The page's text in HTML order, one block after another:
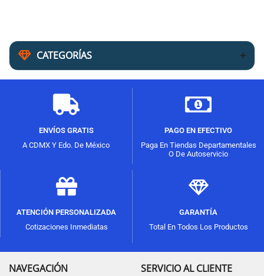
CATEGORÍAS
ENVÍOS GRATIS
A CDMX Y Edo. De México
PAGO EN EFECTIVO
Paga En Tiendas Departamentales
O De Autoservicio
ATENCIÓN PERSONALIZADA
Cotizaciones Inmediatas
GARANTÍA
Total En Todos Los Productos
NAVEGACIÓN SERVICIO AL CLIENTE